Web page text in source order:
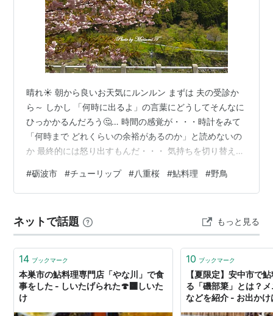
晴れ☀ 朝から良いお天気にルンルン まずは 夫の受診か
ら～ しかし 「何時に出るよ」の言葉にどうしてそんなに
ひっかかるんだろう🤔… 時間の感覚が・・・時計をみて
「何時まで どれくらいの余裕があるのか」と読めないの
か 最終的には怒り出すもんだ・・・ 気持ちを切り替えて
ついでに銀行と郵便局と・・・ そして砺波へGo！ ドラ
イブです。 青空に、「山笑う」新緑と八重桜 庄川用水合
回 毎年 毎回楽しみにしている鮎の美味しいお店です。
一尾をクローズアップ 頭から尻尾まで がぶり 😋 …
#砺波市 #チューリップ #八重桜 #鮎料理 #野鳥
ネットで話題 もっと見る
14 ブックマーク
本巣市の鮎料理専門店「やな川」で食
事をした - しいたげられた🍄‍🟫しいた
け
10 ブックマーク
【夏限定】安中市で
る「磯部簗」とは？
などを紹介 - お出か